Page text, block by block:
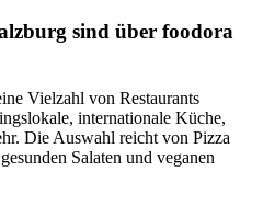
sind über foodora
Vielzahl von Restaurants
internationale Küche,
Die Auswahl reicht von Pizza
Salaten und veganen